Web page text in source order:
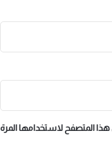
هذا المتصفح لاستخدامها المرة